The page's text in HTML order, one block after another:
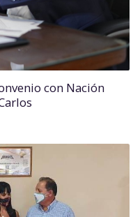
con Nación